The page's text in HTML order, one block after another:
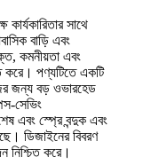
সাথে
বাড়ি এবং
কমনীয়তা এবং
করে। পণ্যটিতে একটি
জন্য বড় ওভারহেড
সেভিং
এবং স্প্রে বন্দুক এবং
ডিজাইনের বিবরণ
নিশ্চিত করে।